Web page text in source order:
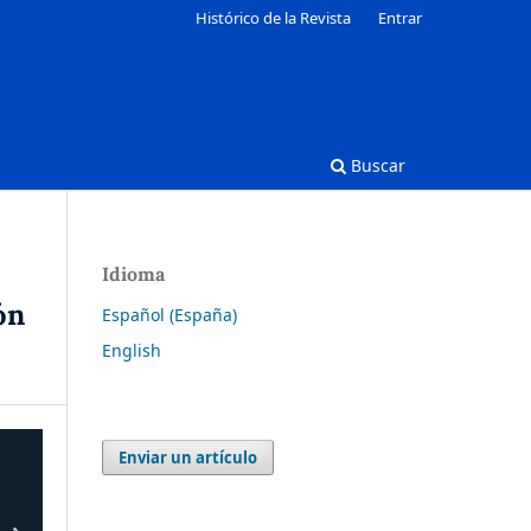
Buscar
Histórico de la Revista Entrar
Idioma
Español (España)
English
Enviar un artículo